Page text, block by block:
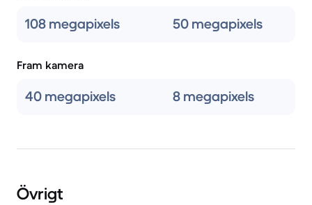
108 megapixels 50 megapixels
Fram kamera
40 megapixels 8 megapixels
Övrigt